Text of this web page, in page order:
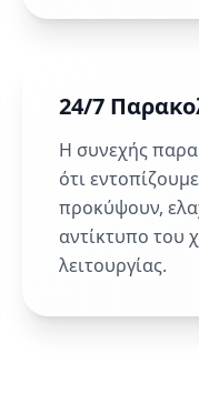
24/7
Η συνεχής
ότι
προκύψουν,
αντίκτυπο του
λειτουργίας.